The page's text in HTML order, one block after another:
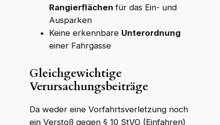
Rangierflächenfür das Ein- und
Ausparken
Keine erkennbare Unterordnung
einer Fahrgasse
Gleichgewichtige
Verursachungsbeiträge
Da weder eine Vorfahrtsverletzung noch
ein Verstoß gegen § 10 StVO (Einfahren)